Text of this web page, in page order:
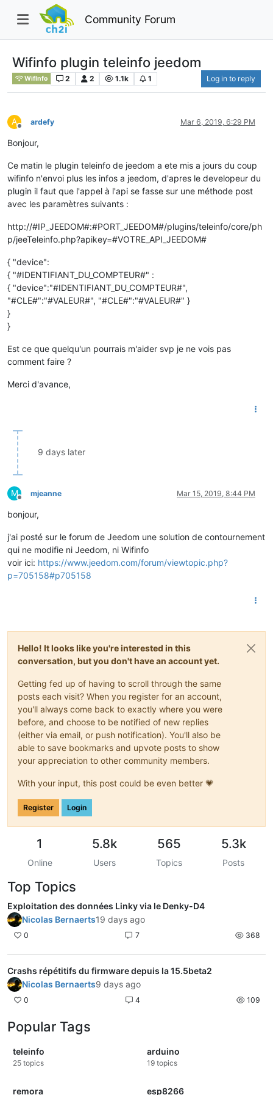
Community Forum
Wifinfo plugin teleinfo jeedom
WifInfo 2 2 1.1k 1 Log in to reply
A
Offline
ardefy Mar 6, 2019, 6:29 PM
Bonjour,
Ce matin le plugin teleinfo de jeedom a ete mis a jours du coup
wifinfo n'envoi plus les infos a jeedom, d'apres le developeur du
plugin il faut que l'appel à l'api se fasse sur une méthode post
avec les paramètres suivants :
http://#IP_JEEDOM#:#PORT_JEEDOM#/plugins/teleinfo/core/ph
p/jeeTeleinfo.php?apikey=#VOTRE_API_JEEDOM#
{ "device":
{ "#IDENTIFIANT_DU_COMPTEUR#" :
{ "device":"#IDENTIFIANT_DU_COMPTEUR#",
"#CLE#":"#VALEUR#", "#CLE#":"#VALEUR#" }
}
}
Est ce que quelqu'un pourrais m'aider svp je ne vois pas
comment faire ?
Merci d'avance,
9 days later
M
Offline
mjeanne Mar 15, 2019, 8:44 PM
bonjour,
j'ai posté sur le forum de Jeedom une solution de contournement
qui ne modifie ni Jeedom, ni Wifinfo
voir ici: https://www.jeedom.com/forum/viewtopic.php?
p=705158#p705158
Hello! It looks like you're interested in this
conversation, but you don't have an account yet.
Getting fed up of having to scroll through the same
posts each visit? When you register for an account,
you'll always come back to exactly where you were
before, and choose to be notified of new replies
(either via email, or push notification). You'll also be
able to save bookmarks and upvote posts to show
your appreciation to other community members.
With your input, this post could be even better 💗
Register Login
1
Online
5.8k
Users
565
Topics
5.3k
Posts
Top Topics
Exploitation des données Linky via le Denky-D4
Nicolas Bernaerts19 days ago
0 7 368
Crashs répétitifs du firmware depuis la 15.5beta2
Nicolas Bernaerts9 days ago
0 4 109
Popular Tags
teleinfo
25 topics
arduino
19 topics
remora esp8266